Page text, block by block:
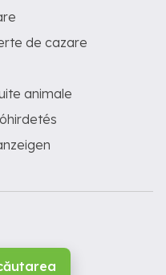
de cazare
animale